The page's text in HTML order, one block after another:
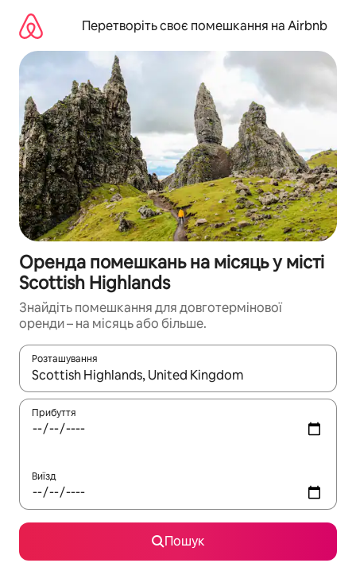
вмісту
Перетворіть своє помешкання на Airbnb
Оренда помешкань на місяць у місті
Scottish Highlands
Знайдіть помешкання для довготермінової
оренди – на місяць або більше.
Розташування
Отримавши результати пошуку, використовуйте для
Прибуття
Виїзд
Пошук